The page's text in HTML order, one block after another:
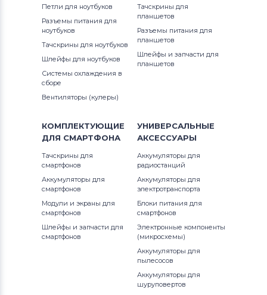
Петли для ноутбуковAsus
Петли для ноутбуков
Envy 14 Series
Envy 15 Series
Envy 15-b Series
Envy x2 Series
G Series
Mini 1000 Series
Mini 210 Series
Mini 2100 Series
Pavilion 10-n X2 Series
Петли для ноутбуков
Разъемы питания для
ноутбуков
Тачскрины для ноутбуков
Шлейфы для ноутбуков
Системы охлаждения в
сборе
Вентиляторы (кулеры)
Тачскрины для
планшетов
Разъемы питания для
планшетов
Шлейфы и запчасти для
планшетов
КОМПЛЕКТУЮЩИЕ
ДЛЯ СМАРТФОНА
Тачскрины для
смартфонов
Аккумуляторы для
смартфонов
Модули и экраны для
смартфонов
Шлейфы и запчасти для
смартфонов
УНИВЕРСАЛЬНЫЕ
АКСЕССУАРЫ
Аккумуляторы для
радиостанций
Аккумуляторы для
электротранспорта
Блоки питания для
смартфонов
Электронные компоненты
(микросхемы)
Аккумуляторы для
пылесосов
Аккумуляторы для
шуруповертов